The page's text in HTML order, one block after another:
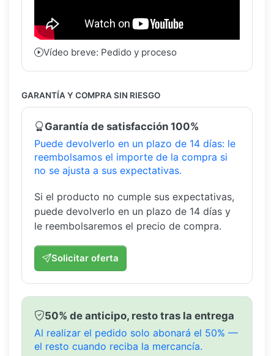
Vídeo breve: Pedido y proceso
GARANTÍA Y COMPRA SIN RIESGO
Garantía de satisfacción 100%
Puede devolverlo en un plazo de 14 días: le
reembolsamos el importe de la compra si
no se ajusta a sus expectativas.
Si el producto no cumple sus expectativas,
puede devolverlo en un plazo de 14 días y
le reembolsaremos el precio de compra.
Solicitar oferta
50% de anticipo, resto tras la entrega
Al realizar el pedido solo abonará el 50% —
el resto cuando reciba la mercancía.